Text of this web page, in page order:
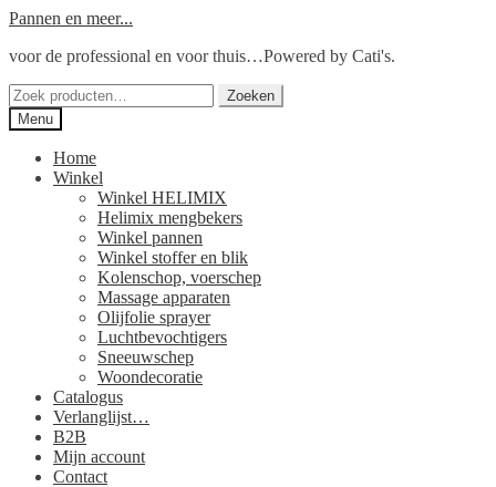
Ga
naar
Ga
de
Pannen en meer...
voor de professional en voor thuis…Powered by Cati's.
Zoeken
naar:
Zoeken
Menu
Home
Winkel
Winkel HELIMIX
Helimix mengbekers
Winkel pannen
Winkel stoffer en blik
Kolenschop, voerschep
Massage apparaten
Olijfolie sprayer
Luchtbevochtigers
Sneeuwschep
Woondecoratie
Catalogus
Verlanglijst…
B2B
Mijn account
Contact